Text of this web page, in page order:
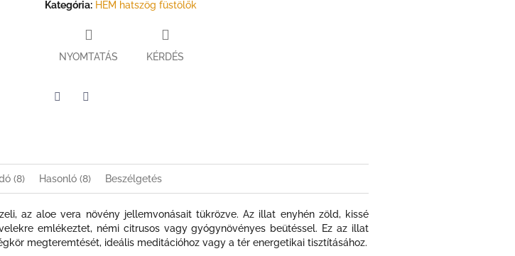
Kategória: HEM hatszög füstölők
NYOMTATÁS KÉRDÉS
(8) Hasonló (8) Beszélgetés
az aloe vera növény jellemvonásait tükrözve. Az illat enyhén zöld, kissé
emlékeztet, némi citrusos vagy gyógynövényes beütéssel. Ez az illat
megteremtését, ideális meditációhoz vagy a tér energetikai tisztításához.